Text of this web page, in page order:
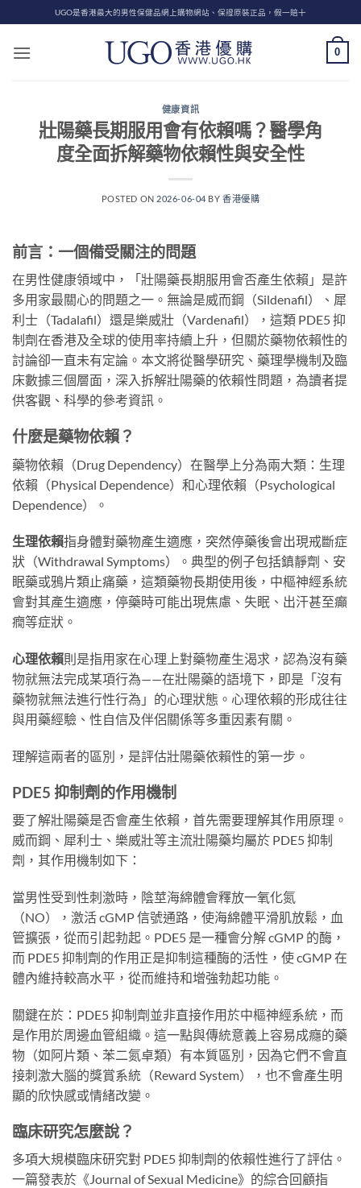
to
content
UGO是香港最大的男性保健品網上購物網站、保證原裝正品，假一賠十
0
健康資訊
壯陽藥長期服用會有依賴嗎？醫學角
度全面拆解藥物依賴性與安全性
POSTED ON 2026-06-04 BY香港優購
前言：一個備受關注的問題
在男性健康領域中，「壯陽藥長期服用會否產生依賴」是許
多用家最關心的問題之一。無論是威而鋼（Sildenafil）、犀
利士（Tadalafil）還是樂威壯（Vardenafil），這類 PDE5 抑
制劑在香港及全球的使用率持續上升，但關於藥物依賴性的
討論卻一直未有定論。本文將從醫學研究、藥理學機制及臨
床數據三個層面，深入拆解壯陽藥的依賴性問題，為讀者提
供客觀、科學的參考資訊。
什麼是藥物依賴？
藥物依賴（Drug Dependency）在醫學上分為兩大類：生理
依賴（Physical Dependence）和心理依賴（Psychological
Dependence）。
生理依賴指身體對藥物產生適應，突然停藥後會出現戒斷症
狀（Withdrawal Symptoms）。典型的例子包括鎮靜劑、安
眠藥或鴉片類止痛藥，這類藥物長期使用後，中樞神經系統
會對其產生適應，停藥時可能出現焦慮、失眠、出汗甚至癲
癇等症狀。
心理依賴則是指用家在心理上對藥物產生渴求，認為沒有藥
物就無法完成某項行為——在壯陽藥的語境下，即是「沒有
藥物就無法進行性行為」的心理狀態。心理依賴的形成往往
與用藥經驗、性自信及伴侶關係等多重因素有關。
理解這兩者的區別，是評估壯陽藥依賴性的第一步。
PDE5 抑制劑的作用機制
要了解壯陽藥是否會產生依賴，首先需要理解其作用原理。
威而鋼、犀利士、樂威壯等主流壯陽藥均屬於 PDE5 抑制
劑，其作用機制如下：
當男性受到性刺激時，陰莖海綿體會釋放一氧化氮
（NO），激活 cGMP 信號通路，使海綿體平滑肌放鬆，血
管擴張，從而引起勃起。PDE5 是一種會分解 cGMP 的酶，
而 PDE5 抑制劑的作用正是抑制這種酶的活性，使 cGMP 在
體內維持較高水平，從而維持和增強勃起功能。
關鍵在於：PDE5 抑制劑並非直接作用於中樞神經系統，而
是作用於周邊血管組織。這一點與傳統意義上容易成癮的藥
物（如阿片類、苯二氮卓類）有本質區別，因為它們不會直
接刺激大腦的獎賞系統（Reward System），也不會產生明
顯的欣快感或情緒改變。
臨床研究怎麼說？
多項大規模臨床研究對 PDE5 抑制劑的依賴性進行了評估。
一篇發表於《Journal of Sexual Medicine》的綜合回顧指